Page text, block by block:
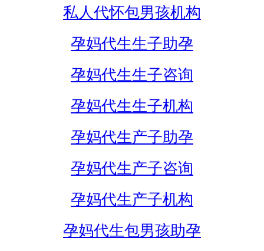
私人代怀包男孩机构
孕妈代生生子助孕
孕妈代生生子咨询
孕妈代生生子机构
孕妈代生产子助孕
孕妈代生产子咨询
孕妈代生产子机构
孕妈代生包男孩助孕